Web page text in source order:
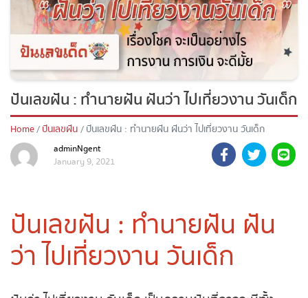
ปันแหล่งเลข
ปันเลขฝัน
ตรวจเลข
หวยสด
ถ่ายทอดสดหวยออมสิน
ถ่ายทอดสดหวยธกส.
ปันเลขฝัน : ทำนายฝัน ฝันว่า ไปเที่ยวงาน วัน
เด็ก
Home ปันเลขฝัน : ทำนายฝัน ฝันว่า ไปเที่ยวงาน วันเด็ก
adminNgent
ปันเลขฝัน : ทำนายฝัน ฝัน
ว่า ไปเที่ยวงาน วันเด็ก